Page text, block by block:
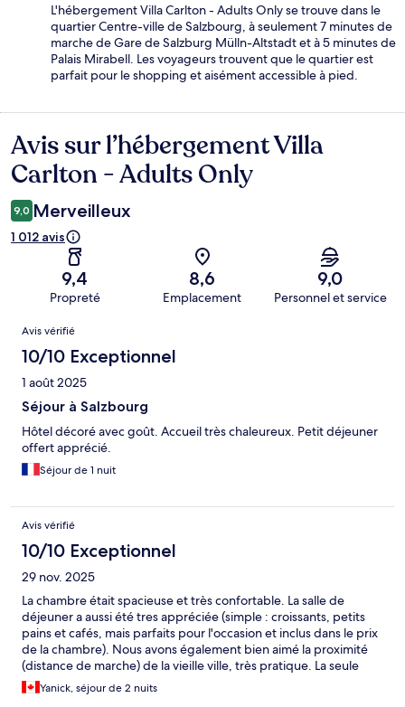
L'hébergement Villa Carlton - Adults Only se trouve dans le
quartier Centre-ville de Salzbourg, à seulement 7 minutes de
marche de Gare de Salzburg Mülln-Altstadt et à 5 minutes de
Palais Mirabell. Les voyageurs trouvent que le quartier est
parfait pour le shopping et aisément accessible à pied.
Avis
Avis sur l’hébergement Villa
Carlton - Adults Only
9,0 Merveilleux
1 012 avis
9,4
Propreté
8,6
Emplacement
9,0
Personnel et service
Avis
Avis vérifié
10/10 Exceptionnel
1 août 2025
Séjour à Salzbourg
Hôtel décoré avec goût. Accueil très chaleureux. Petit déjeuner
offert apprécié.
Séjour de 1 nuit
Avis vérifié
10/10 Exceptionnel
29 nov. 2025
La chambre était spacieuse et très confortable. La salle de
déjeuner a aussi été tres appréciée (simple : croissants, petits
pains et cafés, mais parfaits pour l'occasion et inclus dans le prix
de la chambre). Nous avons également bien aimé la proximité
(distance de marche) de la vieille ville, très pratique. La seule
chose que j'aurais aimé avoir, c'est une machine à café dans la
chambre ou un commune dans le lobby (en dehors des heures
Yanick, séjour de 2 nuits